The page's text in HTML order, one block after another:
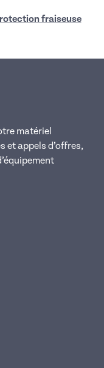
fraiseuse
matériel
et appels d’offres,